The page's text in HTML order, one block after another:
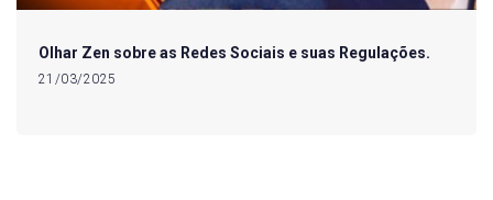
Olhar Zen sobre as Redes Sociais e suas Regulações.
21/03/2025